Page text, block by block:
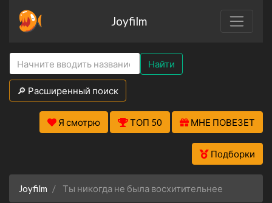
Joyfilm
Найти
🔎 Расширенный поиск
Я смотрю ТОП 50 МНЕ ПОВЕЗЕТ
Подборки
Joyfilm Ты никогда не была восхитительнее